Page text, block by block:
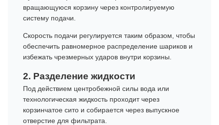
вращающуюся корзину через контролируемую
систему подачи.
Скорость подачи регулируется таким образом, чтобы
обеспечить равномерное распределение шариков и
избежать чрезмерных ударов внутри корзины.
2. Разделение жидкости
Под действием центробежной силы вода или
технологическая жидкость проходит через
корзинчатое сито и собирается через выпускное
отверстие для фильтрата.